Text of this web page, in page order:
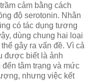
cảm bằng cách
độ serotonin. Nhân
có tác dụng tương
dùng chung hai loại
gây ra vấn đề. Vì cả
được biết là ảnh
tâm trạng và mức
nhưng việc kết